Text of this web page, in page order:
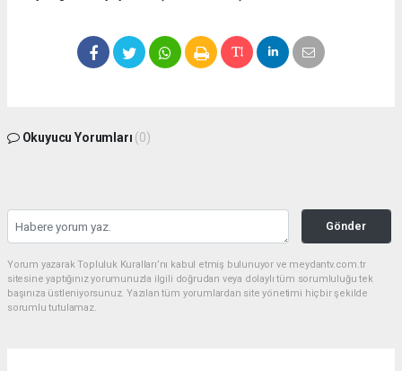
Okuyucu Yorumları (0)
Gönder
Yorum yazarak Topluluk Kuralları’nı kabul etmiş bulunuyor ve meydantv.com.tr
sitesine yaptığınız yorumunuzla ilgili doğrudan veya dolaylı tüm sorumluluğu tek
başınıza üstleniyorsunuz. Yazılan tüm yorumlardan site yönetimi hiçbir şekilde
sorumlu tutulamaz.